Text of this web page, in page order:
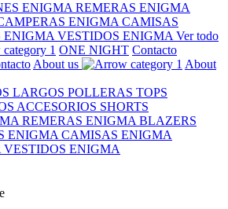
ENIGMA REMERAS ENIGMA
ENIGMA CAMISAS
ENIGMA VESTIDOS ENIGMA Ver todo
ONE NIGHT Contacto
About us
About
LARGOS POLLERAS TOPS
ACCESORIOS SHORTS
REMERAS ENIGMA BLAZERS
ENIGMA CAMISAS ENIGMA
VESTIDOS ENIGMA